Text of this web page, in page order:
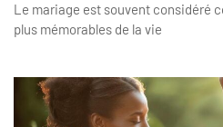
Le mariage est souvent considéré
plus mémorables de la vie